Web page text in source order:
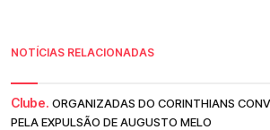
NOTÍCIAS RELACIONADAS
Clube. ORGANIZADAS DO CORINTHIANS
PELA EXPULSÃO DE AUGUSTO MELO